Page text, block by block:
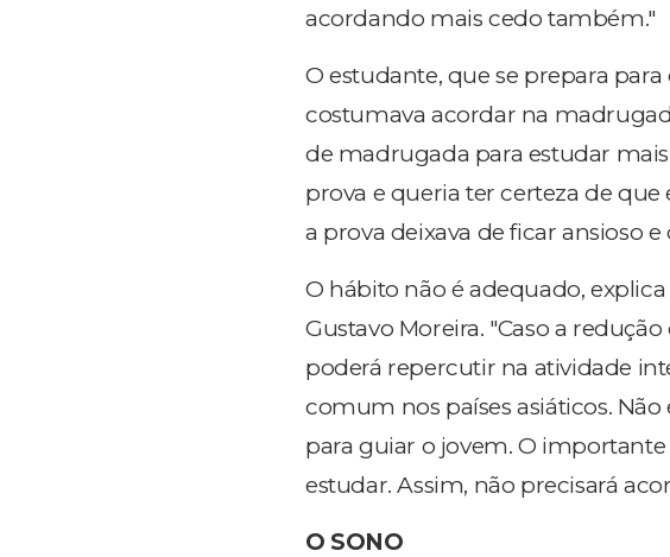
acordando mais cedo também."
O estudante, que se prepara
costumava acordar na
de madrugada para estudar
prova e queria ter certeza de
a prova deixava de ficar ansioso e
O hábito não é adequado,
Gustavo Moreira. "Caso a
poderá repercutir na atividade
comum nos países asiáticos.
para guiar o jovem. O importante
estudar. Assim, não precisará
O SONO